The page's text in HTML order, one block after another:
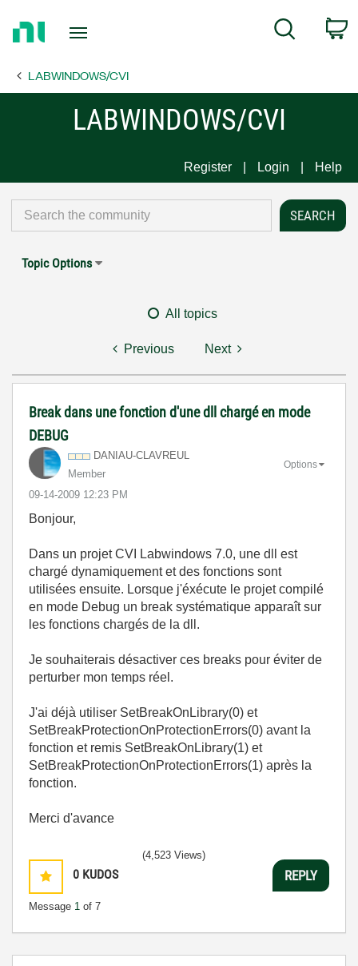
Page
Search
LABWINDOWS/CVI
LABWINDOWS/CVI
Register Login Help
Topic Options
All topics
Previous Next
Break dans une fonction d'une dll chargé en mode
DEBUG
DANIAU-CLAVREUL
Member
‎09-14-2009 12:23 PM
Options
Bonjour,
Dans un projet CVI Labwindows 7.0, une dll est
chargé dynamiquement et des fonctions sont
utilisées ensuite. Lorsque j'éxécute le projet compilé
en mode Debug un break systématique apparaît sur
les fonctions chargés de la dll.
Je souhaiterais désactiver ces breaks pour éviter de
perturber mon temps réel.
J'ai déjà utiliser SetBreakOnLibrary(0) et
SetBreakProtectionOnProtectionErrors(0) avant la
fonction et remis SetBreakOnLibrary(1) et
SetBreakProtectionOnProtectionErrors(1) après la
fonction.
Merci d'avance
0 KUDOS
Message 1 of 7
(4,523 Views)
REPLY